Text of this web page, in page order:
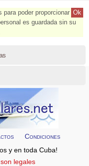
Ok
poder proporcionar
es guardada sin su
Condiciones
y en toda Cuba!
legales